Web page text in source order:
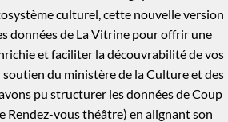
culturel, cette nouvelle version
données de La Vitrine pour offrir une
et faciliter la découvrabilité de vos
soutien du ministère de la Culture et des
pu structurer les données de Coup
Rendez-vous théâtre) en alignant son